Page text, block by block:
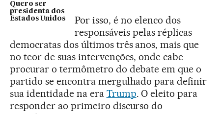
Quero ser
presidenta dos
Estados Unidos
Por isso, é no elenco dos
responsáveis pelas réplicas
democratas dos últimos três anos, mais que
no teor de suas intervenções, onde cabe
procurar o termômetro do debate em que o
partido se encontra mergulhado para definir
sua identidade na era Trump. O eleito para
responder ao primeiro discurso do